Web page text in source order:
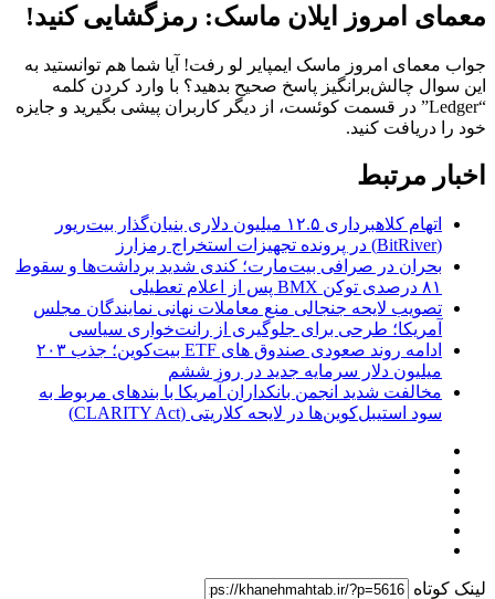
معمای امروز ایلان ماسک: رمزگشایی کنید!
جواب معمای امروز ماسک ایمپایر لو رفت! آیا شما هم توانستید به
این سوال چالش‌برانگیز پاسخ صحیح بدهید؟ با وارد کردن کلمه
“Ledger” در قسمت کوئست، از دیگر کاربران پیشی بگیرید و جایزه
خود را دریافت کنید.
اخبار مرتبط
اتهام کلاهبرداری ۱۲.۵ میلیون دلاری بنیان‌گذار بیت‌ریور
(BitRiver) در پرونده تجهیزات استخراج رمزارز
بحران در صرافی بیت‌مارت؛ کندی شدید برداشت‌ها و سقوط
۸۱ درصدی توکن BMX پس از اعلام تعطیلی
تصویب لایحه جنجالی منع معاملات نهانی نمایندگان مجلس
آمریکا؛ طرحی برای جلوگیری از رانت‌خواری سیاسی
ادامه روند صعودی صندوق‌ های ETF بیت‌کوین؛ جذب ۲۰۳
میلیون دلار سرمایه جدید در روز ششم
مخالفت شدید انجمن بانکداران آمریکا با بندهای مربوط به
سود استیبل‌کوین‌ها در لایحه کلاریتی (CLARITY Act)
لینک کوتاه